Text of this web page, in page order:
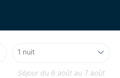
Séjour du 6 août au 7 août